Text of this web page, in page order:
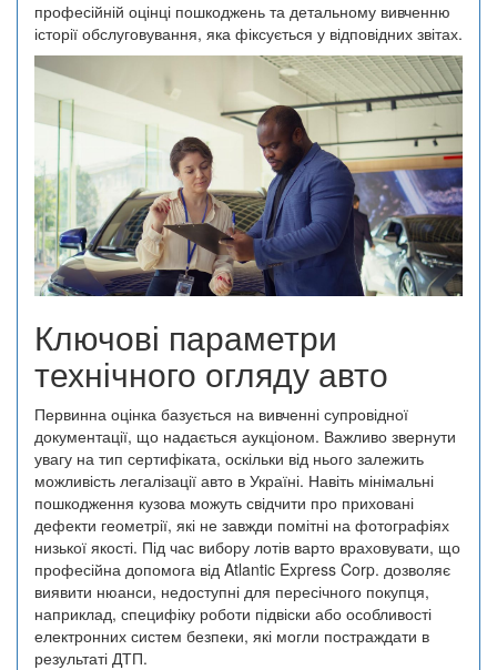
професійній оцінці пошкоджень та детальному вивченню
історії обслуговування, яка фіксується у відповідних звітах.
Ключові параметри
технічного огляду авто
Первинна оцінка базується на вивченні супровідної
документації, що надається аукціоном. Важливо звернути
увагу на тип сертифіката, оскільки від нього залежить
можливість легалізації авто в Україні. Навіть мінімальні
пошкодження кузова можуть свідчити про приховані
дефекти геометрії, які не завжди помітні на фотографіях
низької якості. Під час вибору лотів варто враховувати, що
професійна допомога від Atlantic Express Corp. дозволяє
виявити нюанси, недоступні для пересічного покупця,
наприклад, специфіку роботи підвіски або особливості
електронних систем безпеки, які могли постраждати в
результаті ДТП.